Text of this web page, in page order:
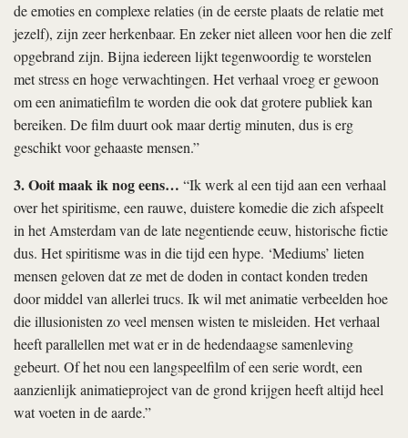
de emoties en complexe relaties (in de eerste plaats de relatie met
jezelf), zijn zeer herkenbaar. En zeker niet alleen voor hen die zelf
opgebrand zijn. Bijna iedereen lijkt tegenwoordig te worstelen
met stress en hoge verwachtingen. Het verhaal vroeg er gewoon
om een animatiefilm te worden die ook dat grotere publiek kan
bereiken. De film duurt ook maar dertig minuten, dus is erg
geschikt voor gehaaste mensen.”
3. Ooit maak ik nog eens… “Ik werk al een tijd aan een verhaal
over het spiritisme, een rauwe, duistere komedie die zich afspeelt
in het Amsterdam van de late negentiende eeuw, historische fictie
dus. Het spiritisme was in die tijd een hype. ‘Mediums’ lieten
mensen geloven dat ze met de doden in contact konden treden
door middel van allerlei trucs. Ik wil met animatie verbeelden hoe
die illusionisten zo veel mensen wisten te misleiden. Het verhaal
heeft parallellen met wat er in de hedendaagse samenleving
gebeurt. Of het nou een langspeelfilm of een serie wordt, een
aanzienlijk animatieproject van de grond krijgen heeft altijd heel
wat voeten in de aarde.”